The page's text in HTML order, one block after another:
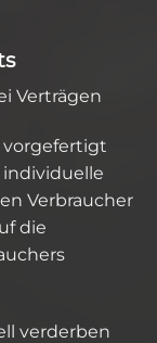
Verträgen
vorgefertigt
Verbraucher
die
verderben